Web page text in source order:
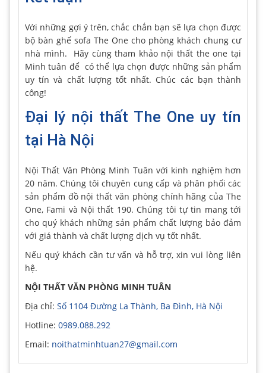
Với những gợi ý trên, chắc chắn bạn sẽ lựa chọn được
bộ bàn ghế sofa The One cho phòng khách chung cư
nhà mình. Hãy cùng tham khảo nội thất the one tại
Minh tuân để có thể lựa chọn được những sản phẩm
uy tín và chất lượng tốt nhất. Chúc các bạn thành
công!
Đại lý nội thất The One uy tín
tại Hà Nội
Nội Thất Văn Phòng Minh Tuân với kinh nghiệm hơn
20 năm. Chúng tôi chuyên cung cấp và phân phối các
sản phẩm đồ nội thất văn phòng chính hãng của The
One, Fami và Nội thất 190. Chúng tôi tự tin mang tới
cho quý khách những sản phẩm chất lượng bảo đảm
với giá thành và chất lượng dịch vụ tốt nhất.
Nếu quý khách cần tư vấn và hỗ trợ, xin vui lòng liên
hệ.
NỘI THẤT VĂN PHÒNG MINH TUÂN
Địa chỉ: Số 1104 Đường La Thành, Ba Đình, Hà Nội
Hotline: 0989.088.292
Email: noithatminhtuan27@gmail.com